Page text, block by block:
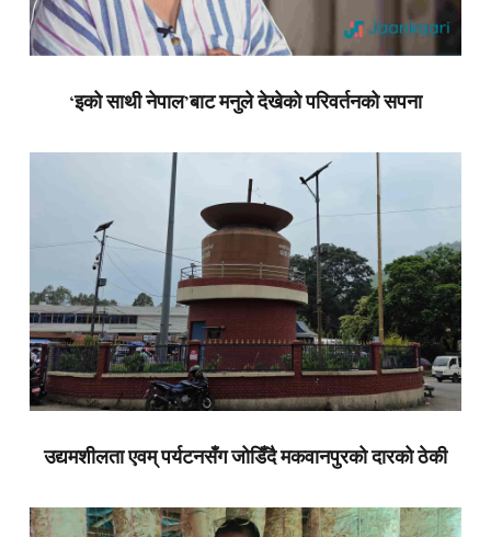
‘इको साथी नेपाल’बाट मनुले देखेको परिवर्तनको सपना
उद्यमशीलता एवम् पर्यटनसँग जोडिँदै मकवानपुरको दारको ठेकी